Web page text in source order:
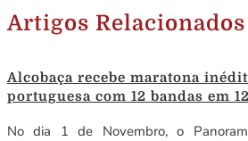
Artigos Relacionados
Alcobaça recebe maratona
portuguesa com 12 bandas em
No dia 1 de Novembro, o